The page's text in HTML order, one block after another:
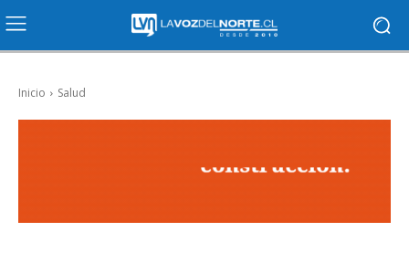
Inicio Salud